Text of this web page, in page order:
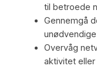
til betroede
Gennemgå
Overvåg
aktivitet